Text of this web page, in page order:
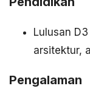
Lulusan
arsitektur,
Pengalaman